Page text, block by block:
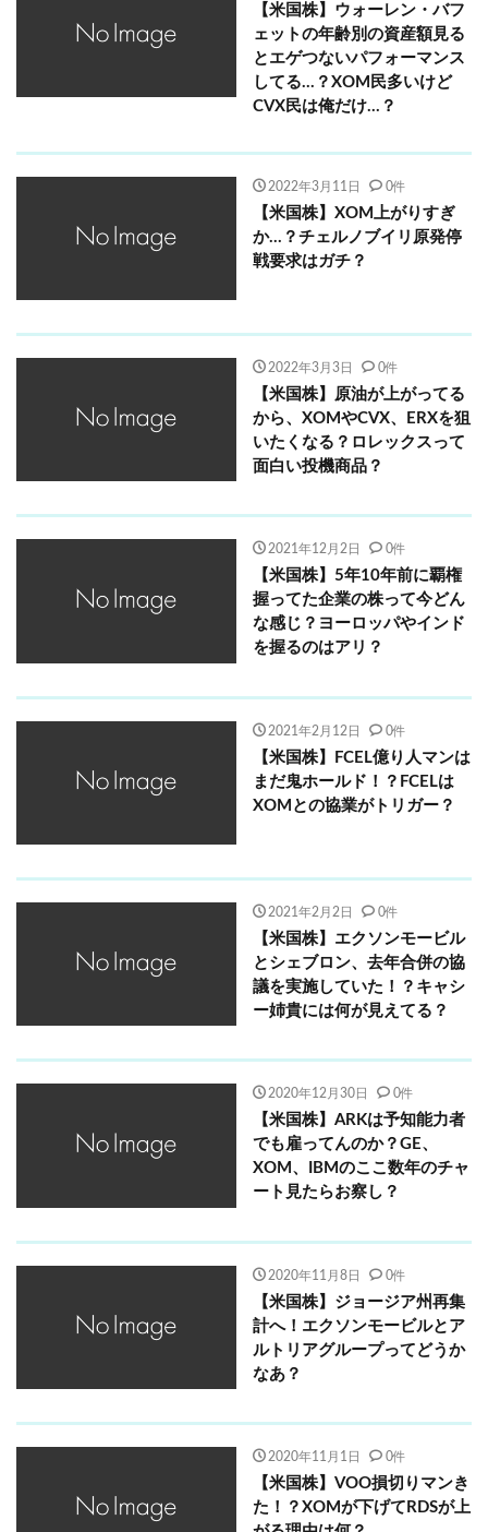
【米国株】ウォーレン・バフ
ェットの年齢別の資産額見る
とエゲつないパフォーマンス
してる…？XOM民多いけど
CVX民は俺だけ…？
2022年3月11日 0件
【米国株】XOM上がりすぎ
か…？チェルノブイリ原発停
戦要求はガチ？
2022年3月3日 0件
【米国株】原油が上がってる
から、XOMやCVX、ERXを狙
いたくなる？ロレックスって
面白い投機商品？
2021年12月2日 0件
【米国株】5年10年前に覇権
握ってた企業の株って今どん
な感じ？ヨーロッパやインド
を握るのはアリ？
2021年2月12日 0件
【米国株】FCEL億り人マンは
まだ鬼ホールド！？FCELは
XOMとの協業がトリガー？
2021年2月2日 0件
【米国株】エクソンモービル
とシェブロン、去年合併の協
議を実施していた！？キャシ
ー姉貴には何が見えてる？
2020年12月30日 0件
【米国株】ARKは予知能力者
でも雇ってんのか？GE、
XOM、IBMのここ数年のチャ
ート見たらお察し？
2020年11月8日 0件
【米国株】ジョージア州再集
計へ！エクソンモービルとア
ルトリアグループってどうか
なあ？
2020年11月1日 0件
【米国株】VOO損切りマンき
た！？XOMが下げてRDSが上